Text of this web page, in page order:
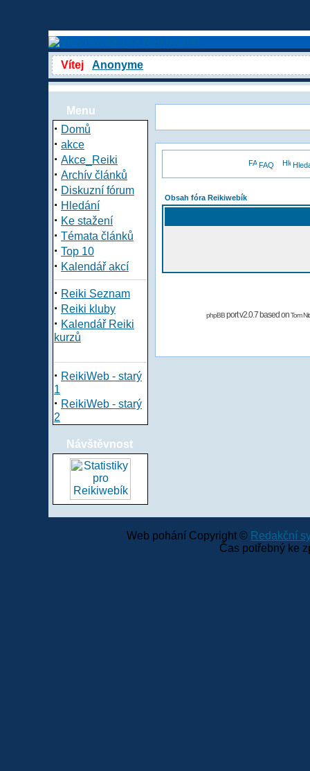
Vítej Anonyme
Menu
· Domů
· akce
· Akce_Reiki
· Archív článků
· Diskuzní fórum
· Hledání
· Ke stažení
· Témata článků
· Top 10
· Kalendář akcí
· Reiki Seznam
· Reiki kluby
· Kalendář Reiki
kurzů
· ReikiWeb - starý
1
· ReikiWeb - starý
2
Návštěvnost
FAQ
Obsah fóra Reikiwebík
phpBBport v2.0.7 based onTom
Web pohání Copyright © Redakční
Čas potřebný ke